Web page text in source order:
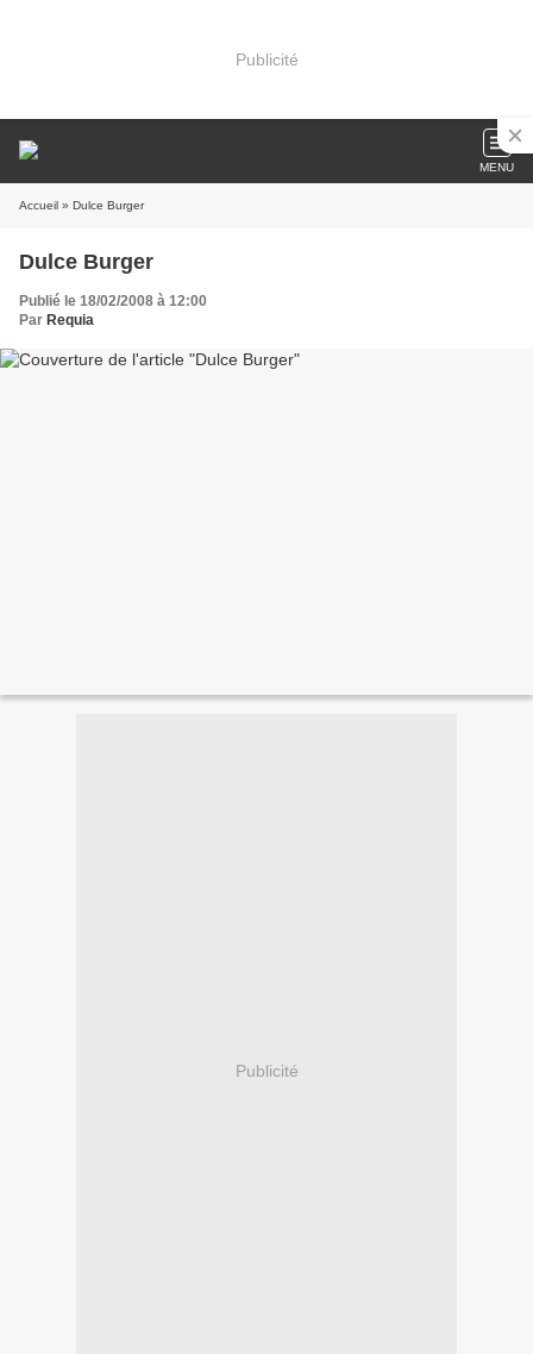
Publicité
MENU
Accueil » Dulce Burger
Dulce Burger
Publié le 18/02/2008 à 12:00
Par Requia
Publicité